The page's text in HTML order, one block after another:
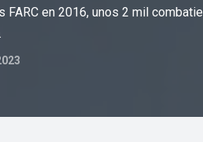
FARC en 2016, unos 2 mil